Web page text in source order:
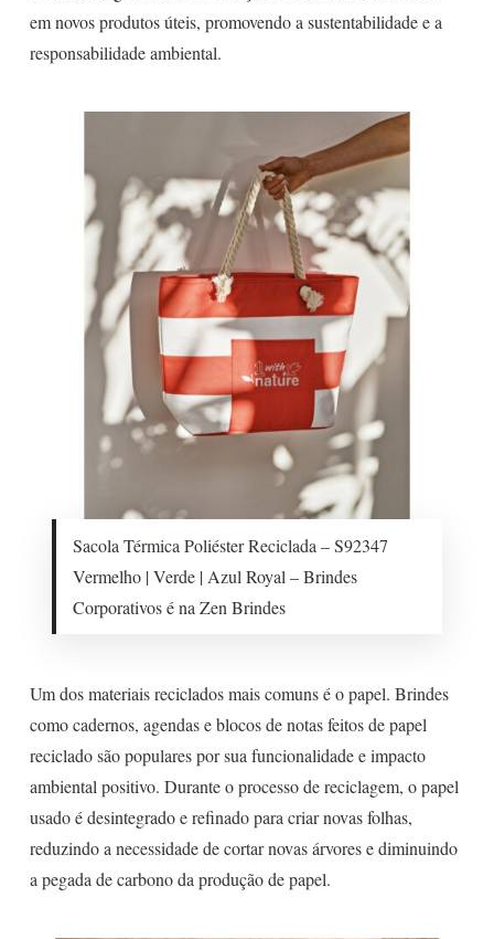
em novos produtos úteis, promovendo a sustentabilidade e a
responsabilidade ambiental.
Sacola Térmica Poliéster Reciclada – S92347
Vermelho | Verde | Azul Royal – Brindes
Corporativos é na Zen Brindes
Um dos materiais reciclados mais comuns é o papel. Brindes
como cadernos, agendas e blocos de notas feitos de papel
reciclado são populares por sua funcionalidade e impacto
ambiental positivo. Durante o processo de reciclagem, o papel
usado é desintegrado e refinado para criar novas folhas,
reduzindo a necessidade de cortar novas árvores e diminuindo
a pegada de carbono da produção de papel.